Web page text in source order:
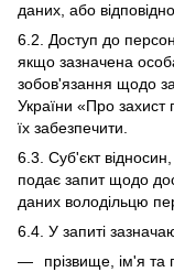
даних, або
6.2. Доступ до
якщо зазначена
зобов'язання щодо
України «Про
їх забезпечити.
6.3. Суб'єкт
подає запит щодо
даних володільцю
6.4. У запиті
прізвище, ім'я та